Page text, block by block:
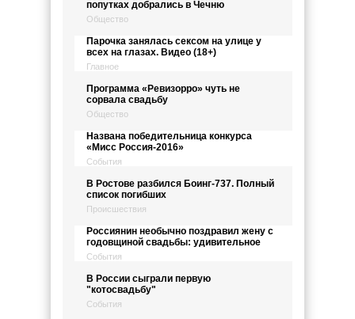
попутках добрались в Чечню
Общество
Парочка занялась сексом на улице у
всех на глазах. Видео (18+)
Главное
Программа «Ревизорро» чуть не
сорвала свадьбу
Общество
Названа победительница конкурса
«Мисс Россия-2016»
События
В Ростове разбился Боинг-737. Полный
список погибших
Происшествия
Россиянин необычно поздравил жену с
годовщиной свадьбы: удивительное
События
В России сыграли первую
"котосвадьбу"
События